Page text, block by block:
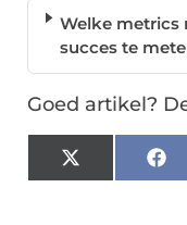
Welke metrics
succes te
Goed artikel?
X
(Twitter)